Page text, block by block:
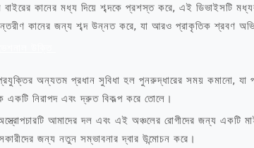
বাইরের কানের মধ্য দিয়ে শব্দকে প্রশস্ত করে, এই ডিভাইসটি
কানের জন্য শব্দ উন্নত করে, যা আরও প্রাকৃতিক শ্রবণ
অন্যতম প্রধান সুবিধা হল পুনরুদ্ধারের সময় কমানো, যা
একটি নিরাপদ এবং দ্রুত বিকল্প করে তোলে।
আমাদের দল এবং এই অঞ্চলের রোগীদের জন্য একটি
জন্য নতুন সম্ভাবনার দ্বার উন্মোচন করে।